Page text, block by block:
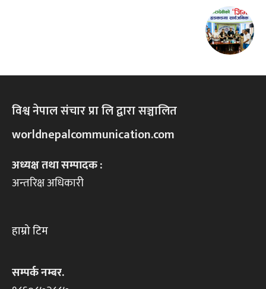
विश्व नेपाल संचार प्रा लि द्वारा सञ्चालित
worldnepalcommunication.com
अध्यक्ष तथा सम्पादक :
अन्तरिक्ष अधिकारी
हाम्रो टिम
सम्पर्क नम्बर.